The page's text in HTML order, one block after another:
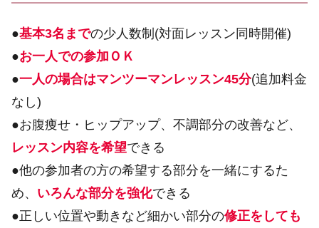
●基本3名までの少人数制(対面レッスン同時開催)
●お一人での参加ＯＫ
●一人の場合はマンツーマンレッスン45分(追加料金
なし)
●お腹痩せ・ヒップアップ、不調部分の改善など、
レッスン内容を希望できる
●他の参加者の方の希望する部分を一緒にするた
め、 いろんな部分を強化できる
●正しい位置や動きなど細かい部分の修正をしても